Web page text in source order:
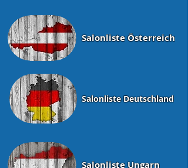
Salonliste Österreich
Salonliste Deutschland
Salonliste Ungarn